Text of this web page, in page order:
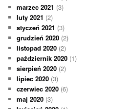
marzec 2021 (3)
luty 2021 (2)
styczeń 2021 (3)
grudzień 2020 (2)
listopad 2020 (2)
październik 2020 (1)
sierpień 2020 (2)
lipiec 2020 (3)
czerwiec 2020 (6)
maj 2020 (3)